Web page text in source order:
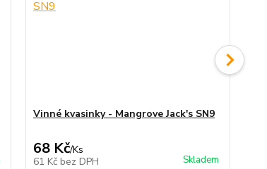
Vinné kvasinky - Mangrove Jack's SN9
68 Kč/Ks
61 Kč bez DPH Skladem